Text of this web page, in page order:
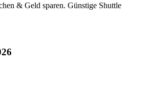
& Geld sparen. Günstige Shuttle